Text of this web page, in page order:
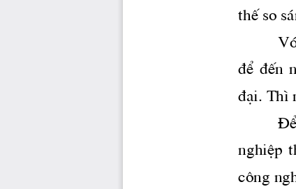
thÕ so s
®Ó  ®Õn
®¹i. Th×
nghiÖp
c«ng